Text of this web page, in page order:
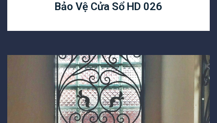
Bảo Vệ Cửa Sổ HD 026